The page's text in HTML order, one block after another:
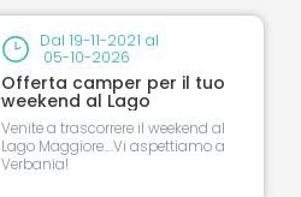
Dal 19-11-2021 al
05-10-2026
Offerta camper per il tuo
weekend al Lago
Venite a trascorrere il weekend al
Lago Maggiore....Vi aspettiamo a
Verbania!